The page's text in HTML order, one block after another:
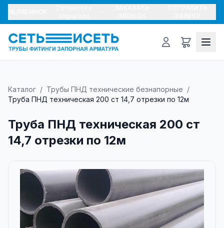
Каталог / Трубы ПНД технические безнапорные /
Труба ПНД техническая 200 ст 14,7 отрезки по 12м
Труба ПНД техническая 200 ст
14,7 отрезки по 12м